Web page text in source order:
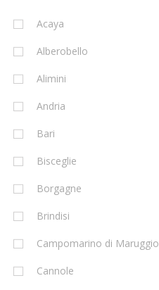
Acaya
Alberobello
Alimini
Andria
Bari
Bisceglie
Borgagne
Brindisi
Campomarino di Maruggio
Cannole